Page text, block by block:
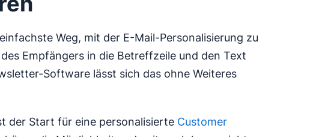
Weg, mit der E-Mail-Personalisierung zu
Empfängers in die Betreffzeile und den Text
Software lässt sich das ohne Weiteres
der Start für eine personalisierte Customer